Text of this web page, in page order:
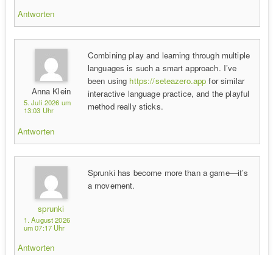
Antworten
Anna Klein
5. Juli 2026 um
13:03 Uhr
Combining play and learning through multiple
languages is such a smart approach. I’ve
been using https://seteazero.app for similar
interactive language practice, and the playful
method really sticks.
Antworten
sprunki
1. August 2026
um 07:17 Uhr
Sprunki has become more than a game—it’s
a movement.
Antworten